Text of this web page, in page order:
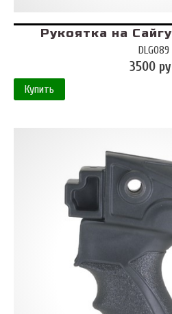
Рукоятка на
DLG089
3500
Купить